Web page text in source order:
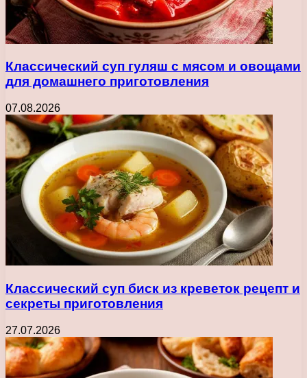
Классический суп гуляш с мясом и овощами
для домашнего приготовления
07.08.2026
Классический суп биск из креветок рецепт и
секреты приготовления
27.07.2026